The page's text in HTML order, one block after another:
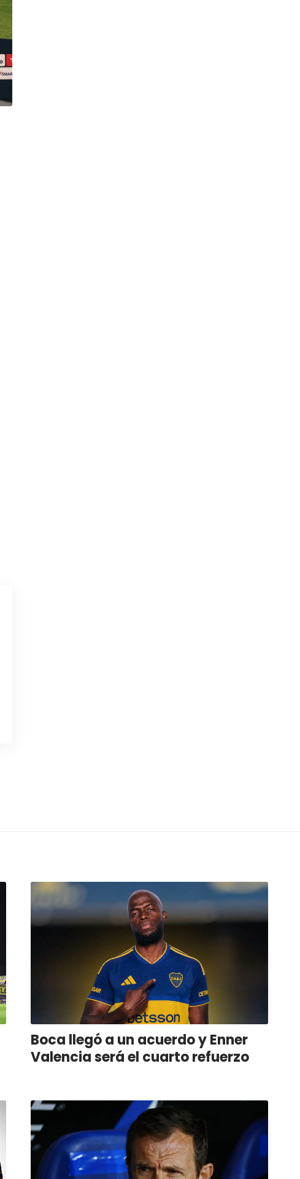
Boca llegó a un acuerdo y Enner
Valencia será el cuarto refuerzo